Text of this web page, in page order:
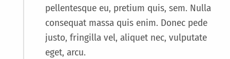
pellentesque eu, pretium quis, sem. Nulla
consequat massa quis enim. Donec pede
justo, fringilla vel, aliquet nec, vulputate
eget, arcu.